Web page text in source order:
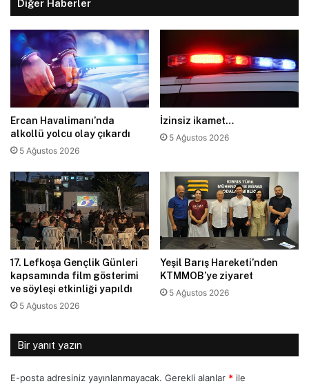
Diğer Haberler
Ercan Havalimanı’nda
alkollü yolcu olay çıkardı
5 Ağustos 2026
İzinsiz ikamet…
5 Ağustos 2026
17. Lefkoşa Gençlik Günleri
kapsamında film gösterimi
ve söyleşi etkinliği yapıldı
5 Ağustos 2026
Yeşil Barış Hareketi’nden
KTMMOB’ye ziyaret
5 Ağustos 2026
Bir yanıt yazın
E-posta adresiniz yayınlanmayacak. Gerekli alanlar * ile